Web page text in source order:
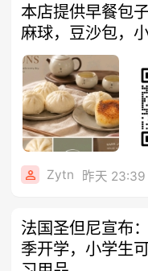
本店提供早餐包
麻球，豆沙包，
餐提
Zytn 昨天 23:39
法国圣但尼宣布
季开学，小学生